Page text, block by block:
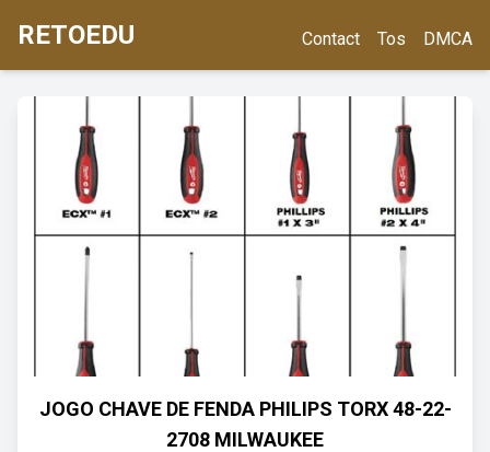
RETOEDU Contact Tos DMCA
JOGO CHAVE DE FENDA PHILIPS TORX 48-22-
2708 MILWAUKEE